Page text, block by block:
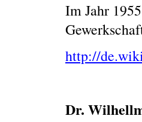
Im Jahr
http://
Dr.